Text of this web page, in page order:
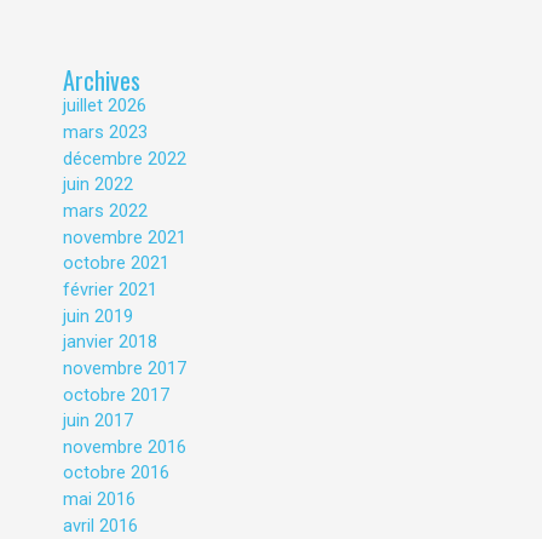
Archives
juillet 2026
mars 2023
décembre 2022
juin 2022
mars 2022
novembre 2021
octobre 2021
février 2021
juin 2019
janvier 2018
novembre 2017
octobre 2017
juin 2017
novembre 2016
octobre 2016
mai 2016
avril 2016